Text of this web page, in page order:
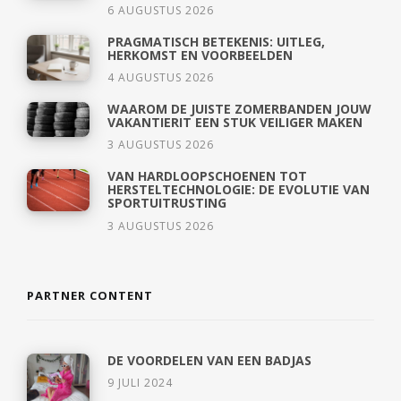
6 AUGUSTUS 2026
PRAGMATISCH BETEKENIS: UITLEG,
HERKOMST EN VOORBEELDEN
4 AUGUSTUS 2026
WAAROM DE JUISTE ZOMERBANDEN JOUW
VAKANTIERIT EEN STUK VEILIGER MAKEN
3 AUGUSTUS 2026
VAN HARDLOOPSCHOENEN TOT
HERSTELTECHNOLOGIE: DE EVOLUTIE VAN
SPORTUITRUSTING
3 AUGUSTUS 2026
PARTNER CONTENT
DE VOORDELEN VAN EEN BADJAS
9 JULI 2024